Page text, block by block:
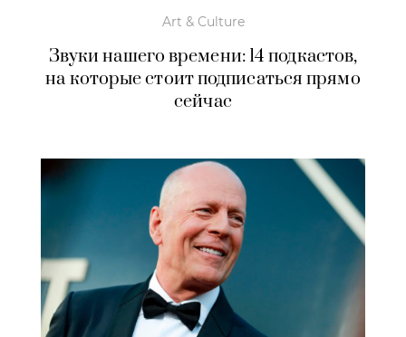
Art & Culture
Звуки нашего времени: 14 подкастов,
на которые стоит подписаться прямо
сейчас